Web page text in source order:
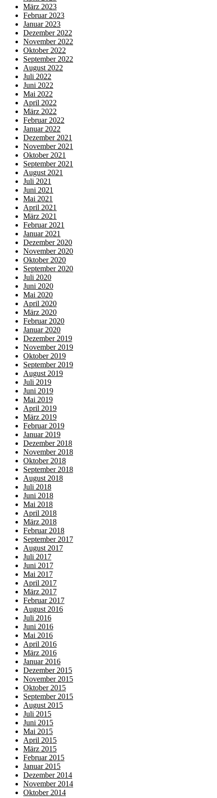
März 2023
Februar 2023
Januar 2023
Dezember 2022
November 2022
Oktober 2022
September 2022
August 2022
Juli 2022
Juni 2022
Mai 2022
April 2022
März 2022
Februar 2022
Januar 2022
Dezember 2021
November 2021
Oktober 2021
September 2021
August 2021
Juli 2021
Juni 2021
Mai 2021
April 2021
März 2021
Februar 2021
Januar 2021
Dezember 2020
November 2020
Oktober 2020
September 2020
Juli 2020
Juni 2020
Mai 2020
April 2020
März 2020
Februar 2020
Januar 2020
Dezember 2019
November 2019
Oktober 2019
September 2019
August 2019
Juli 2019
Juni 2019
Mai 2019
April 2019
März 2019
Februar 2019
Januar 2019
Dezember 2018
November 2018
Oktober 2018
September 2018
August 2018
Juli 2018
Juni 2018
Mai 2018
April 2018
März 2018
Februar 2018
September 2017
August 2017
Juli 2017
Juni 2017
Mai 2017
April 2017
März 2017
Februar 2017
August 2016
Juli 2016
Juni 2016
Mai 2016
April 2016
März 2016
Januar 2016
Dezember 2015
November 2015
Oktober 2015
September 2015
August 2015
Juli 2015
Juni 2015
Mai 2015
April 2015
März 2015
Februar 2015
Januar 2015
Dezember 2014
November 2014
Oktober 2014